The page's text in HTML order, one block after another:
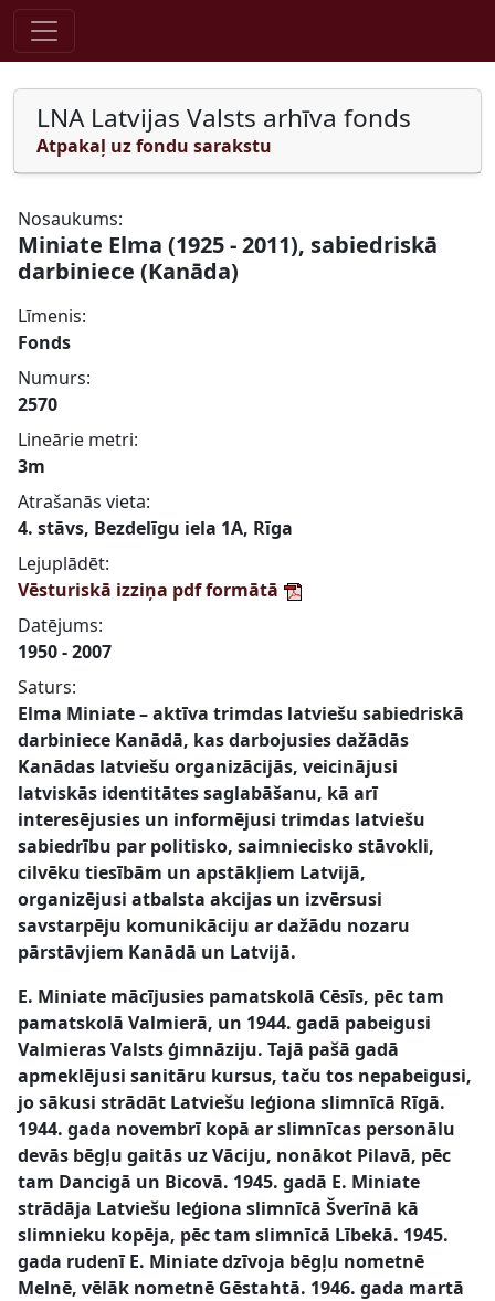
Pāriet uz saturu
LNA Latvijas Valsts arhīva fonds
Atpakaļ uz fondu sarakstu
Nosaukums:
Miniate Elma (1925 - 2011), sabiedriskā
darbiniece (Kanāda)
Līmenis:
Fonds
Numurs:
2570
Lineārie metri:
3m
Atrašanās vieta:
4. stāvs, Bezdelīgu iela 1A, Rīga
Lejuplādēt:
Vēsturiskā izziņa pdf formātā
Datējums:
1950 - 2007
Saturs:
Elma Miniate – aktīva trimdas latviešu sabiedriskā
darbiniece Kanādā, kas darbojusies dažādās
Kanādas latviešu organizācijās, veicinājusi
latviskās identitātes saglabāšanu, kā arī
interesējusies un informējusi trimdas latviešu
sabiedrību par politisko, saimniecisko stāvokli,
cilvēku tiesībām un apstākļiem Latvijā,
organizējusi atbalsta akcijas un izvērsusi
savstarpēju komunikāciju ar dažādu nozaru
pārstāvjiem Kanādā un Latvijā.
E. Miniate mācījusies pamatskolā Cēsīs, pēc tam
pamatskolā Valmierā, un 1944. gadā pabeigusi
Valmieras Valsts ģimnāziju. Tajā pašā gadā
apmeklējusi sanitāru kursus, taču tos nepabeigusi,
jo sākusi strādāt Latviešu leģiona slimnīcā Rīgā.
1944. gada novembrī kopā ar slimnīcas personālu
devās bēgļu gaitās uz Vāciju, nonākot Pilavā, pēc
tam Dancigā un Bicovā. 1945. gadā E. Miniate
strādāja Latviešu leģiona slimnīcā Šverīnā kā
slimnieku kopēja, pēc tam slimnīcā Lībekā. 1945.
gada rudenī E. Miniate dzīvoja bēgļu nometnē
Melnē, vēlāk nometnē Gēstahtā. 1946. gada martā